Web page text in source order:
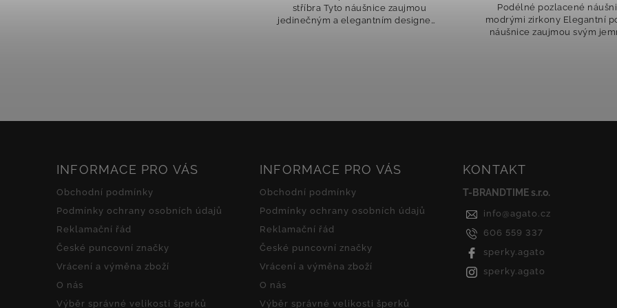
Podélné pozlacené náušnice s
modrými zirkony Elegantní podélné
zirkony Tyto náušnice
nadčasovým a jemným
který přináší třpyt a
INFORMACE PRO VÁS
Obchodní podmínky
Podmínky ochrany osobních údajů
Reklamační řád
České puncovní značky
Vrácení a výměna zboží
O nás
Výběr správné velikosti šperků
INFORMACE PRO VÁS
Obchodní podmínky
Podmínky ochrany osobních údajů
Reklamační řád
České puncovní značky
Vrácení a výměna zboží
O nás
Výběr správné velikosti šperků
KONTAKT
T-BRANDTIME s.r.o.
info @agato.cz
606 559 337
sperky.agato
sperky.agato